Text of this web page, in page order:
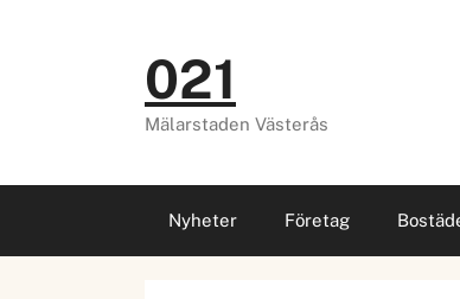
021
Mälarstaden Västerås
Nyheter Företag